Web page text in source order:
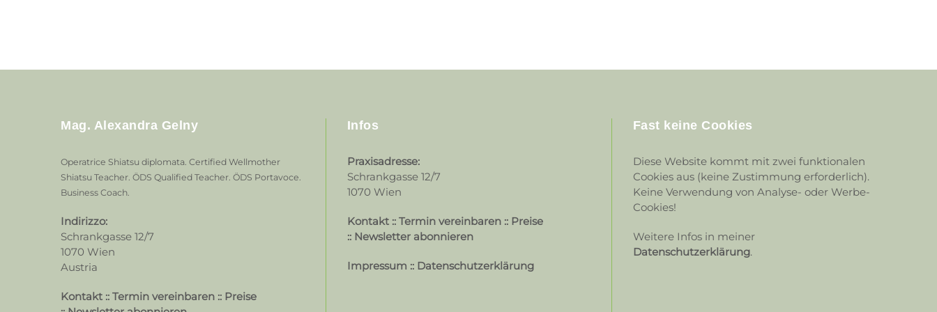
Mag. Alexandra Gelny
Operatrice Shiatsu diplomata. Certified Wellmother
Shiatsu Teacher. ÖDS Qualified Teacher. ÖDS Portavoce.
Business Coach.
Indirizzo:
Schrankgasse 12/7
1070 Wien
Austria
Kontakt :: Termin vereinbaren :: Preise
Infos
Praxisadresse:
Schrankgasse 12/7
1070 Wien
Kontakt :: Termin vereinbaren:: Preise
:: Newsletter abonnieren
Impressum :: Datenschutzerklärung
Fast keine Cookies
Diese Website kommt mit zwei funktionalen
Cookies aus (keine Zustimmung erforderlich).
Keine Verwendung von Analyse- oder Werbe-
Cookies!
Weitere Infos in meiner
Datenschutzerklärung.